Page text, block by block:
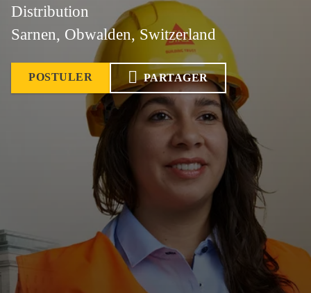
Distribution
Sarnen, Obwalden, Switzerland
POSTULER PARTAGER